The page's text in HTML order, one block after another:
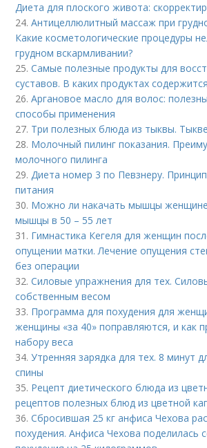
Диета для плоского живота:
24.Антицеллюлитный массаж при
Какие косметологические процедуры
грудном вскармливании?
25.Самые полезные продукты для
суставов. В каких продуктах
26.Аргановое масло для волос:
способы применения
27. Три полезных блюда из тыквы.
28. Молочный пилинг показания.
молочного пилинга
29.Диета номер 3 по Певзнеру.
питания
30. Можно ли накачать мышцы женщине
мышцы в 50 – 55 лет
31. Гимнастика Кегеля для женщин
опущении матки. Лечение опущения
без операции
32.Силовые упражнения для тех.
собственным весом
33. Программа для похудения для
женщины «за 40» поправляются, и как
набору веса
34.Утренняя зарядка для тех. 8 минут
спины
35. Рецепт диетического блюда из
рецептов полезных блюд из цветной
36.Сбросившая 25 кг анфиса Чехова
похудения. Анфиса Чехова поделилась